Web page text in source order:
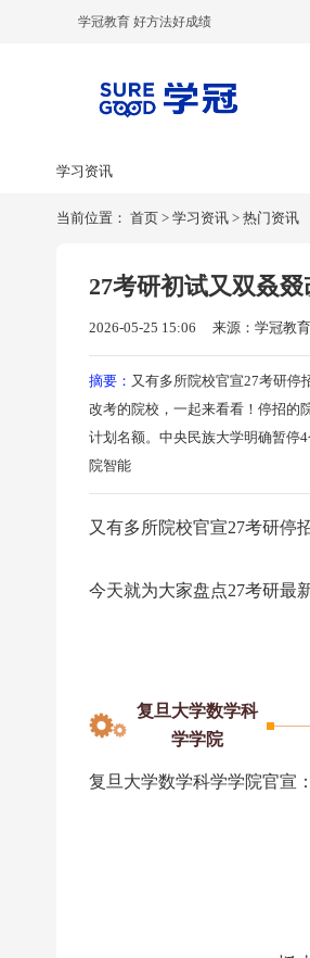
学冠教育 好方法好成绩
学习资讯
当前位置： 首页 > 学习资讯 > 热门资讯
27考研初试又双叒叕
2026-05-25 15:06 来源：学冠教
摘要： 又有多所院校官宣27考研
改考的院校，一起来看看！停招的
计划名额。中央民族大学明确暂停
院智能
又有多所院校官宣27考研停
今天就为大家盘点27考研最
复旦大学数学科
学学院
复旦大学数学科学学院官宣